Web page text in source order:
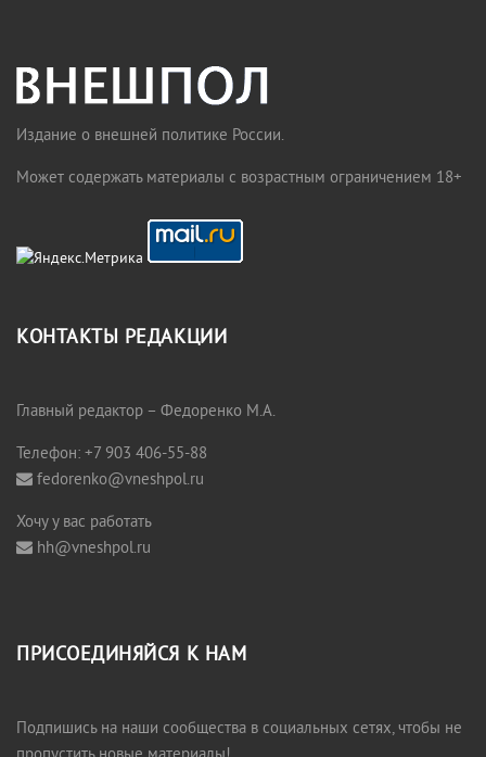
Издание о внешней политике России.
Может содержать материалы с возрастным ограничением 18+
КОНТАКТЫ РЕДАКЦИИ
Главный редактор – Федоренко М.А.
Телефон: +7 903 406-55-88
fedorenko@vneshpol.ru
Хочу у вас работать
hh@vneshpol.ru
ПРИСОЕДИНЯЙСЯ К НАМ
Подпишись на наши сообщества в социальных сетях, чтобы не